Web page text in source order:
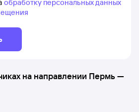
обработку персональных данных
на направлении Пермь—